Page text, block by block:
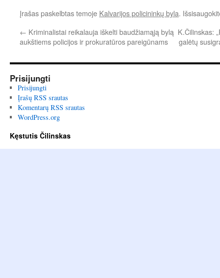
Įrašas paskelbtas temoje Kalvarijos policininkų byla.
← Kriminalistai reikalauja iškelti baudžiamąją bylą
aukštiems policijos ir prokuratūros pareigūnams
K.Čilinskas:
galėtų
Prisijungti
Prisijungti
Įrašų RSS srautas
Komentarų RSS srautas
WordPress.org
Kęstutis Čilinskas